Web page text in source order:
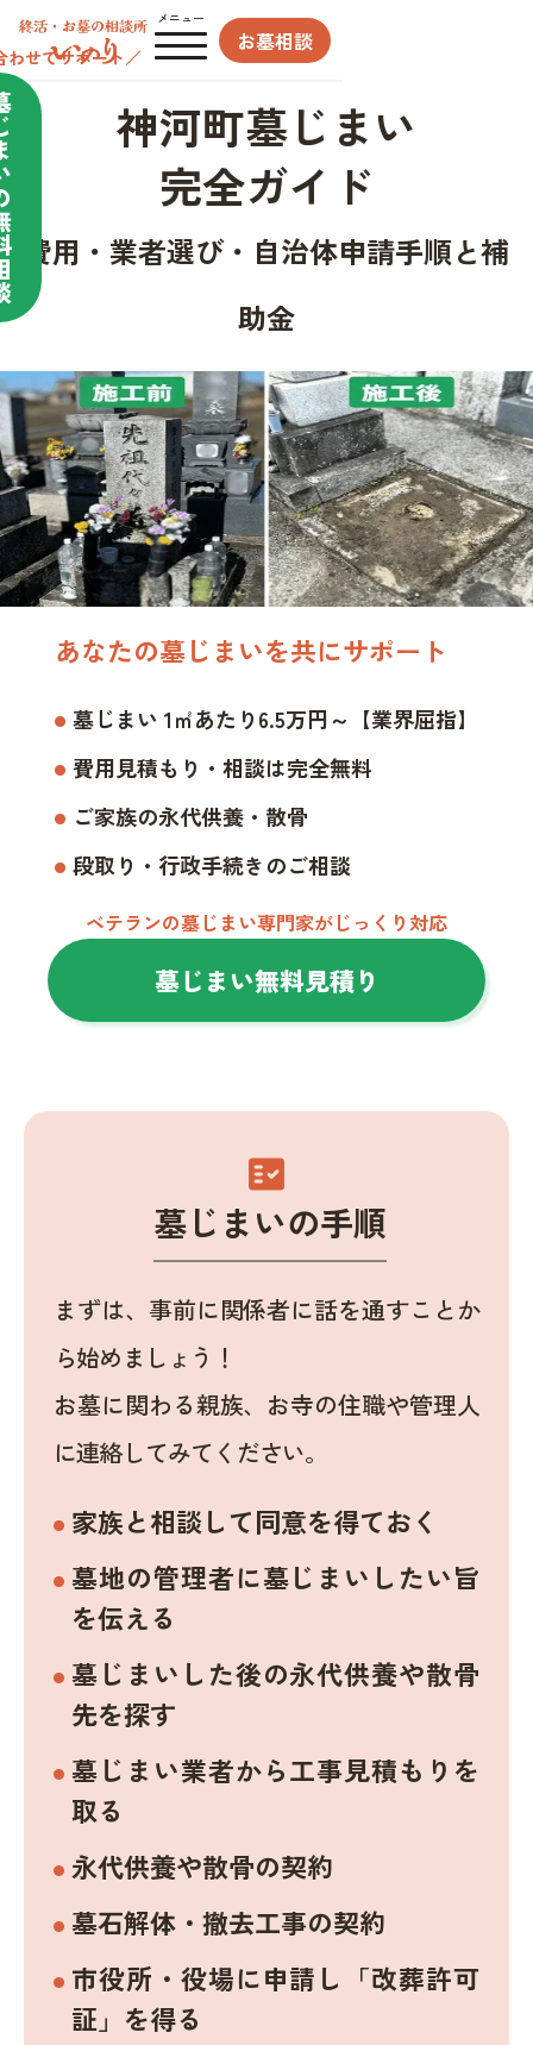
メニュー
お墓相談
わせてサポート／
神河町墓じまい
完全ガイド
費用・業者選び・自治体申請手順と補
助金
あなたの墓じまいを共にサポート
墓じまい 1㎡あたり6.5万円～【業界屈指】
費用見積もり・相談は完全無料
ご家族の永代供養・散骨
段取り・行政手続きのご相談
ベテランの墓じまい専門家がじっくり対応
墓じまい無料見積り
fact_check
墓じまいの手順
まずは、事前に関係者に話を通すことか
ら始めましょう！
お墓に関わる親族、お寺の住職や管理人
に連絡してみてください。
家族と相談して同意を得ておく
墓地の管理者に墓じまいしたい旨
を伝える
墓じまいした後の永代供養や散骨
先を探す
墓じまい業者から工事見積もりを
取る
永代供養や散骨の契約
墓石解体・撤去工事の契約
市役所・役場に申請し「改葬許可
証」を得る